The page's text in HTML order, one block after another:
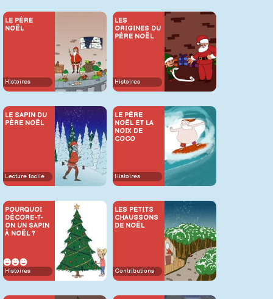
LE PÈRE
NOËL
Histoires
LES
ORIGINES DU
PÈRE NOËL
Histoires
LE SAPIN DU
PÈRE NOËL
Lecture facile
LE PÈRE
NOËL ET LA
NOIX DE
COCO
Histoires
POURQUOI
DÉCORE-T-
ON UN SAPIN
À NOËL ?
Histoires
LES PETITS
CHAUSSONS
DE NOËL
Contributions